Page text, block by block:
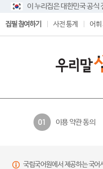
이 누리집은 대한민국 공식
집필 참여하기 사전 통계 어휘
01 이용 약관 동의
국립국어원에서 제공하는 국어